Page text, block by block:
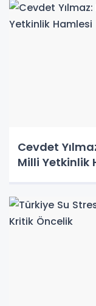
Cevdet
Milli Yetkinlik